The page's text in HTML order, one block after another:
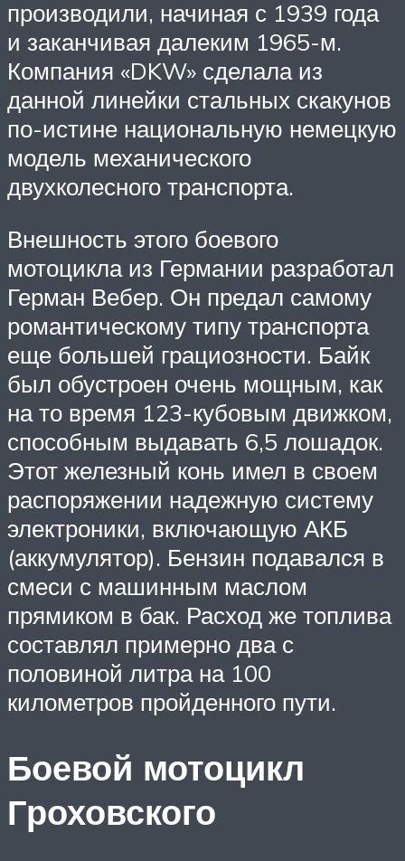
производили, начиная с 1939 года
и заканчивая далеким 1965-м.
Компания «DKW» сделала из
данной линейки стальных скакунов
по-истине национальную немецкую
модель механического
двухколесного транспорта.
Внешность этого боевого
мотоцикла из Германии разработал
Герман Вебер. Он предал самому
романтическому типу транспорта
еще большей грациозности. Байк
был обустроен очень мощным, как
на то время 123-кубовым движком,
способным выдавать 6,5 лошадок.
Этот железный конь имел в своем
распоряжении надежную систему
электроники, включающую АКБ
(аккумулятор). Бензин подавался в
смеси с машинным маслом
прямиком в бак. Расход же топлива
составлял примерно два с
половиной литра на 100
километров пройденного пути.
Боевой мотоцикл
Гроховского